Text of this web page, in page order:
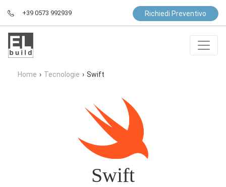
+39 0573 992939 Richiedi Preventivo
Home › Tecnologie › Swift
Swift